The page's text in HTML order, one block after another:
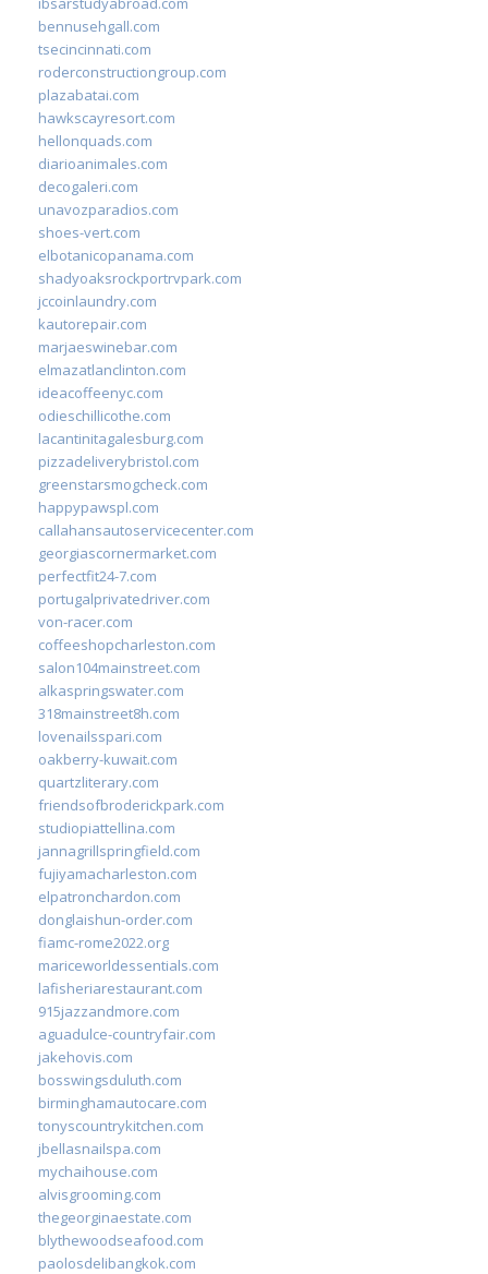
bennusehgall.com
tsecincinnati.com
roderconstructiongroup.com
plazabatai.com
hawkscayresort.com
hellonquads.com
diarioanimales.com
decogaleri.com
unavozparadios.com
shoes-vert.com
elbotanicopanama.com
shadyoaksrockportrvpark.com
jccoinlaundry.com
kautorepair.com
marjaeswinebar.com
elmazatlanclinton.com
ideacoffeenyc.com
odieschillicothe.com
lacantinitagalesburg.com
pizzadeliverybristol.com
greenstarsmogcheck.com
happypawspl.com
callahansautoservicecenter.com
georgiascornermarket.com
perfectfit24-7.com
portugalprivatedriver.com
von-racer.com
coffeeshopcharleston.com
salon104mainstreet.com
alkaspringswater.com
318mainstreet8h.com
lovenailsspari.com
oakberry-kuwait.com
quartzliterary.com
friendsofbroderickpark.com
studiopiattellina.com
jannagrillspringfield.com
fujiyamacharleston.com
elpatronchardon.com
donglaishun-order.com
fiamc-rome2022.org
mariceworldessentials.com
lafisheriarestaurant.com
915jazzandmore.com
aguadulce-countryfair.com
jakehovis.com
bosswingsduluth.com
birminghamautocare.com
tonyscountrykitchen.com
jbellasnailspa.com
mychaihouse.com
alvisgrooming.com
thegeorginaestate.com
blythewoodseafood.com
paolosdelibangkok.com